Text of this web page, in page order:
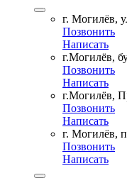
г. Могилёв,
Позвонить
Написать
г.Могилёв,
Позвонить
Написать
г.Могилёв,
Позвонить
Написать
г. Могилёв,
Позвонить
Написать